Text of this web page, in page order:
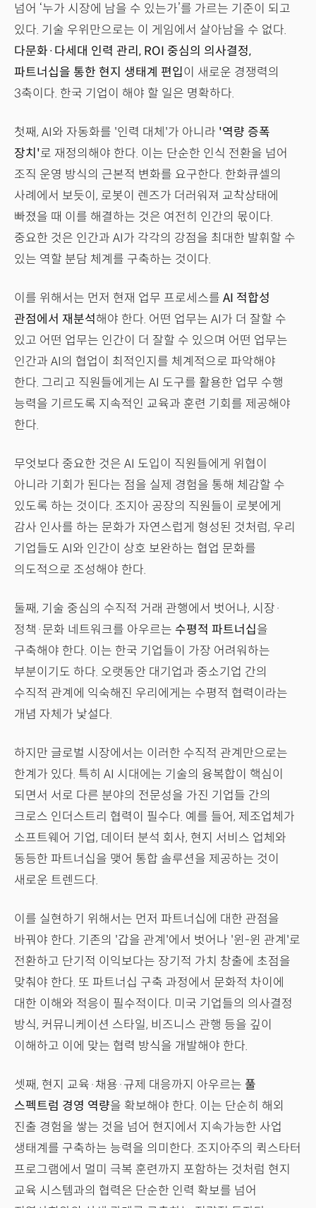
넘어 ‘누가 시장에 남을 수 있는가’를 가르는 기준이 되고
있다. 기술 우위만으로는 이 게임에서 살아남을 수 없다.
다문화·다세대 인력 관리, ROI 중심의 의사결정,
파트너십을 통한 현지 생태계 편입이 새로운 경쟁력의
3축이다. 한국 기업이 해야 할 일은 명확하다.
첫째, AI와 자동화를 '인력 대체'가 아니라 '역량 증폭
장치'로 재정의해야 한다. 이는 단순한 인식 전환을 넘어
조직 운영 방식의 근본적 변화를 요구한다. 한화큐셀의
사례에서 보듯이, 로봇이 렌즈가 더러워져 교착상태에
빠졌을 때 이를 해결하는 것은 여전히 인간의 몫이다.
중요한 것은 인간과 AI가 각각의 강점을 최대한 발휘할 수
있는 역할 분담 체계를 구축하는 것이다.
이를 위해서는 먼저 현재 업무 프로세스를 AI 적합성
관점에서 재분석해야 한다. 어떤 업무는 AI가 더 잘할 수
있고 어떤 업무는 인간이 더 잘할 수 있으며 어떤 업무는
인간과 AI의 협업이 최적인지를 체계적으로 파악해야
한다. 그리고 직원들에게는 AI 도구를 활용한 업무 수행
능력을 기르도록 지속적인 교육과 훈련 기회를 제공해야
한다.
무엇보다 중요한 것은 AI 도입이 직원들에게 위협이
아니라 기회가 된다는 점을 실제 경험을 통해 체감할 수
있도록 하는 것이다. 조지아 공장의 직원들이 로봇에게
감사 인사를 하는 문화가 자연스럽게 형성된 것처럼, 우리
기업들도 AI와 인간이 상호 보완하는 협업 문화를
의도적으로 조성해야 한다.
둘째, 기술 중심의 수직적 거래 관행에서 벗어나, 시장·
정책·문화 네트워크를 아우르는 수평적 파트너십을
구축해야 한다. 이는 한국 기업들이 가장 어려워하는
부분이기도 하다. 오랫동안 대기업과 중소기업 간의
수직적 관계에 익숙해진 우리에게는 수평적 협력이라는
개념 자체가 낯설다.
하지만 글로벌 시장에서는 이러한 수직적 관계만으로는
한계가 있다. 특히 AI 시대에는 기술의 융복합이 핵심이
되면서 서로 다른 분야의 전문성을 가진 기업들 간의
크로스 인더스트리 협력이 필수다. 예를 들어, 제조업체가
소프트웨어 기업, 데이터 분석 회사, 현지 서비스 업체와
동등한 파트너십을 맺어 통합 솔루션을 제공하는 것이
새로운 트렌드다.
이를 실현하기 위해서는 먼저 파트너십에 대한 관점을
바꿔야 한다. 기존의 '갑을 관계'에서 벗어나 '윈-윈 관계'로
전환하고 단기적 이익보다는 장기적 가치 창출에 초점을
맞춰야 한다. 또 파트너십 구축 과정에서 문화적 차이에
대한 이해와 적응이 필수적이다. 미국 기업들의 의사결정
방식, 커뮤니케이션 스타일, 비즈니스 관행 등을 깊이
이해하고 이에 맞는 협력 방식을 개발해야 한다.
셋째, 현지 교육·채용·규제 대응까지 아우르는 풀
스펙트럼 경영 역량을 확보해야 한다. 이는 단순히 해외
진출 경험을 쌓는 것을 넘어 현지에서 지속가능한 사업
생태계를 구축하는 능력을 의미한다. 조지아주의 퀵스타터
프로그램에서 멀미 극복 훈련까지 포함하는 것처럼 현지
교육 시스템과의 협력은 단순한 인력 확보를 넘어